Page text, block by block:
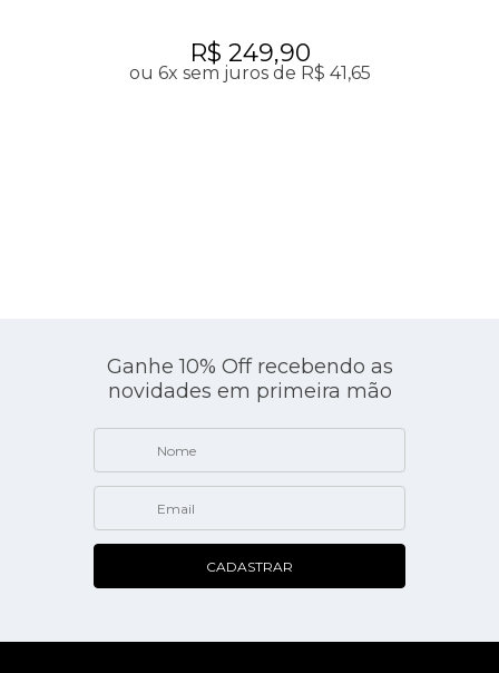
R$ 249,90
ou 6x sem juros de R$ 41,65
Ganhe 10% Off recebendo as
novidades em primeira mão
CADASTRAR